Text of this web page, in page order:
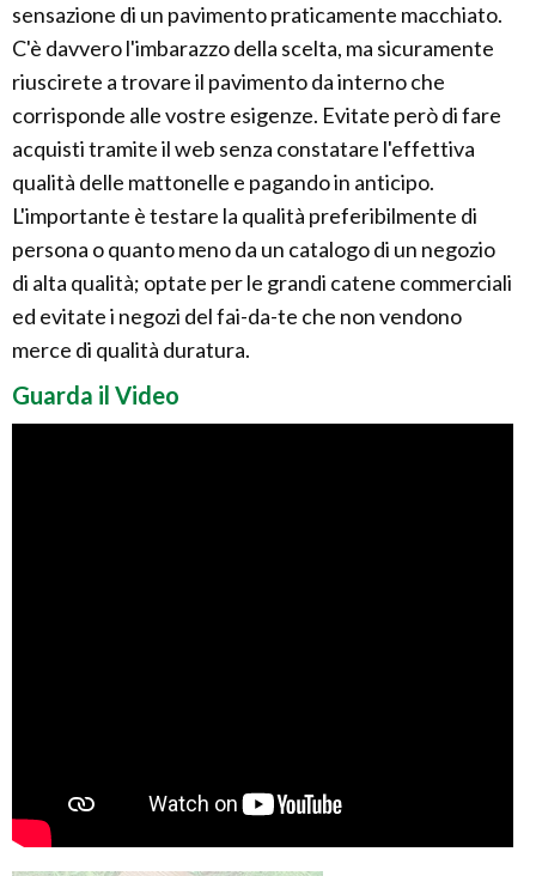
sensazione di un pavimento praticamente macchiato.
C'è davvero l'imbarazzo della scelta, ma sicuramente
riuscirete a trovare il pavimento da interno che
corrisponde alle vostre esigenze. Evitate però di fare
acquisti tramite il web senza constatare l'effettiva
qualità delle mattonelle e pagando in anticipo.
L'importante è testare la qualità preferibilmente di
persona o quanto meno da un catalogo di un negozio
di alta qualità; optate per le grandi catene commerciali
ed evitate i negozi del fai-da-te che non vendono
merce di qualità duratura.
Guarda il Video